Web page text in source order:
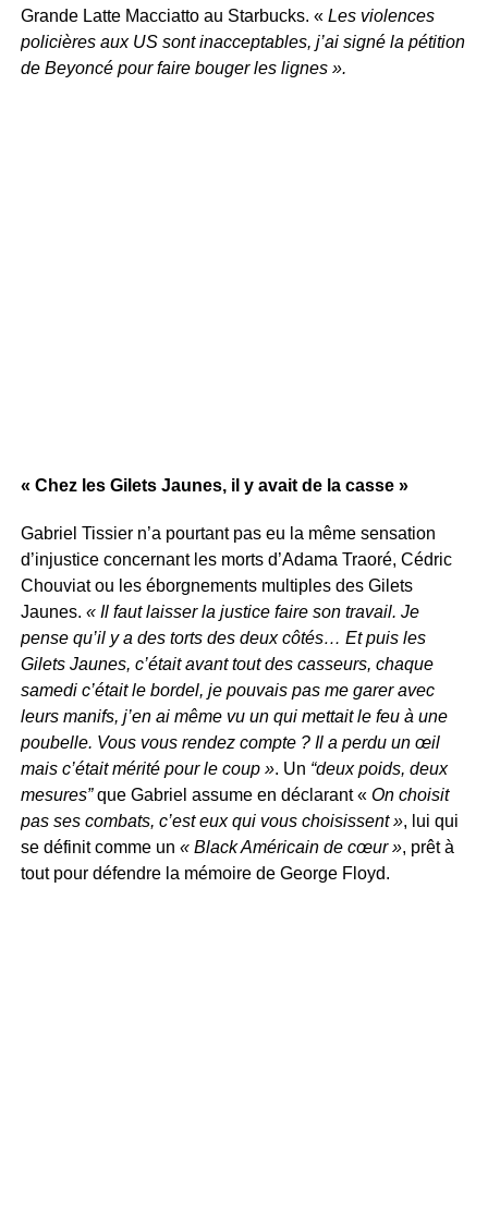
Grande Latte Macciatto au Starbucks. «Les violences
policières aux US sont inacceptables, j’ai signé la pétition
de Beyoncé pour faire bouger les lignes ».
« Chez les Gilets Jaunes, il y avait de la casse »
Gabriel Tissier n’a pourtant pas eu la même sensation
d’injustice concernant les morts d’Adama Traoré, Cédric
Chouviat ou les éborgnements multiples des Gilets
Jaunes. « Il faut laisser la justice faire son travail. Je
pense qu’il y a des torts des deux côtés… Et puis les
Gilets Jaunes, c’était avant tout des casseurs, chaque
samedi c’était le bordel, je pouvais pas me garer avec
leurs manifs, j’en ai même vu un qui mettait le feu à une
poubelle. Vous vous rendez compte ? Il a perdu un œil
mais c’était mérité pour le coup ». Un “deux poids, deux
mesures”que Gabriel assume en déclarant «On choisit
pas ses combats, c’est eux qui vous choisissent », lui qui
se définit comme un « Black Américain de cœur », prêt à
tout pour défendre la mémoire de George Floyd.